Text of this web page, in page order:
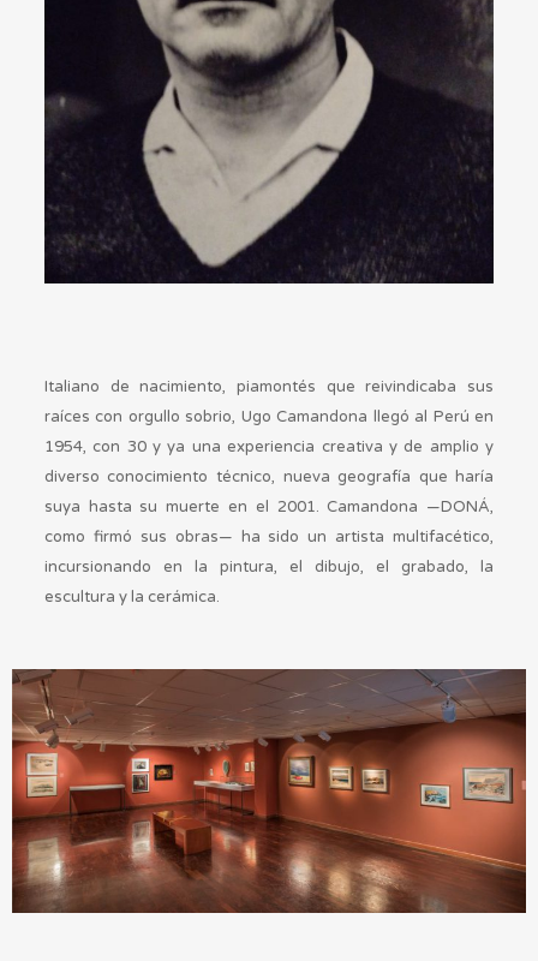
Italiano de nacimiento, piamontés que reivindicaba sus
raíces con orgullo sobrio, Ugo Camandona llegó al Perú en
1954, con 30 y ya una experiencia creativa y de amplio y
diverso conocimiento técnico, nueva geografía que haría
suya hasta su muerte en el 2001. Camandona —DONÁ,
como firmó sus obras— ha sido un artista multifacético,
incursionando en la pintura, el dibujo, el grabado, la
escultura y la cerámica.